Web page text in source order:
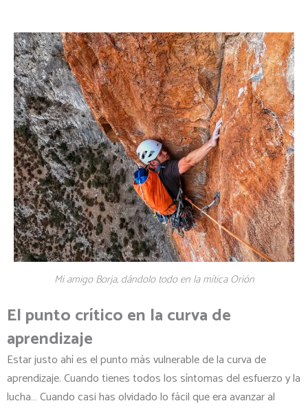
Mi amigo Borja, dándolo todo en la mítica Orión
El punto crítico en la curva de
aprendizaje
Estar justo ahí es el punto más vulnerable de la curva de
aprendizaje. Cuando tienes todos los síntomas del esfuerzo y la
lucha… Cuando casi has olvidado lo fácil que era avanzar al